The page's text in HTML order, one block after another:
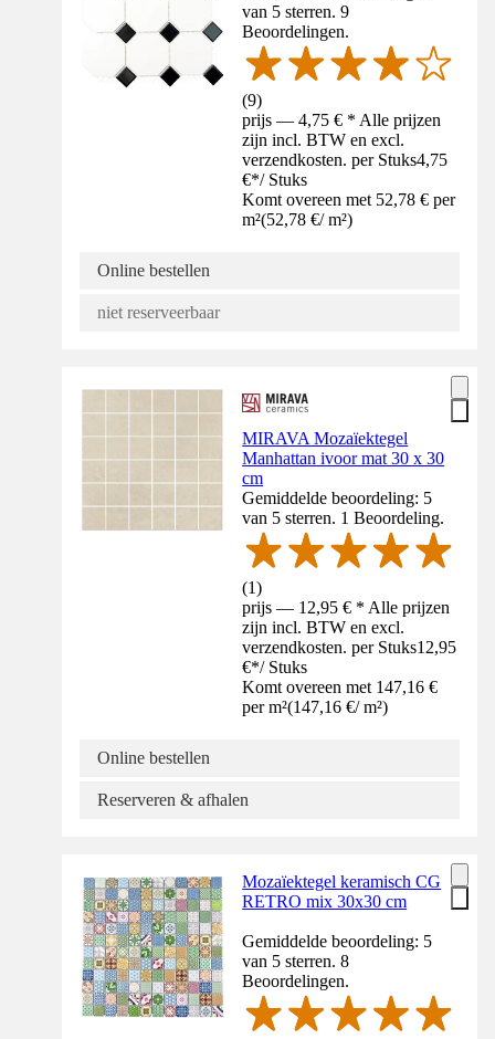
van 5 sterren. 9
Beoordelingen.
(9)
prijs — 4,75 € * Alle prijzen
zijn incl. BTW en excl.
verzendkosten. per Stuks4,75
€*/ Stuks
Komt overeen met 52,78 € per
m²(52,78 €/ m²)
Online bestellen
niet reserveerbaar
MIRAVA Mozaïektegel
Manhattan ivoor mat 30 x 30
cm
Gemiddelde beoordeling: 5
van 5 sterren. 1 Beoordeling.
(1)
prijs — 12,95 € * Alle prijzen
zijn incl. BTW en excl.
verzendkosten. per Stuks12,95
€*/ Stuks
Komt overeen met 147,16 €
per m²(147,16 €/ m²)
Online bestellen
Reserveren & afhalen
Mozaïektegel keramisch CG
RETRO mix 30x30 cm
Gemiddelde beoordeling: 5
van 5 sterren. 8
Beoordelingen.